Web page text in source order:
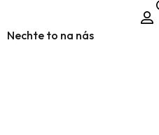
Nechte to na nás